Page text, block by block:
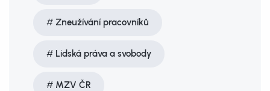
Zneužívání pracovníků
Lidská práva a svobody
MZV ČR